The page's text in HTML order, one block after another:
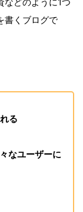
書くブログで
る
なユーザーに